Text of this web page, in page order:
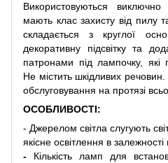
Використовуються
мають клас захисту від пилу
складається з круглої
декоративну підсвітку та
патронами під лампочку, які
Не містить шкідливих
обслуговування на протязі
ОСОБЛИВОСТІ:
- Джерелом світла слугують
якісне освітлення в
- Кількість ламп для